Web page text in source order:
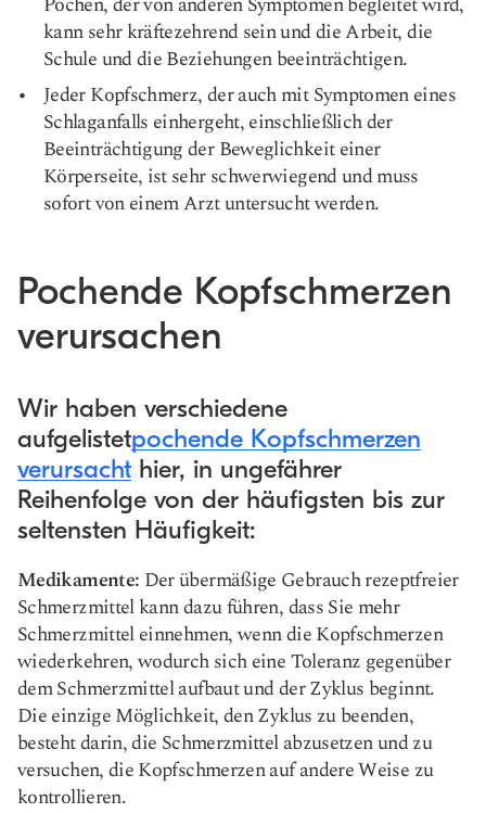
kann sehr kräftezehrend sein und die Arbeit, die
Schule und die Beziehungen beeinträchtigen.
Jeder Kopfschmerz, der auch mit Symptomen eines
Schlaganfalls einhergeht, einschließlich der
Beeinträchtigung der Beweglichkeit einer
Körperseite, ist sehr schwerwiegend und muss
sofort von einem Arzt untersucht werden.
Pochende Kopfschmerzen
verursachen
Wir haben verschiedene
aufgelistetpochende Kopfschmerzen
verursacht hier, in ungefährer
Reihenfolge von der häufigsten bis zur
seltensten Häufigkeit:
Medikamente: Der übermäßige Gebrauch rezeptfreier
Schmerzmittel kann dazu führen, dass Sie mehr
Schmerzmittel einnehmen, wenn die Kopfschmerzen
wiederkehren, wodurch sich eine Toleranz gegenüber
dem Schmerzmittel aufbaut und der Zyklus beginnt.
Die einzige Möglichkeit, den Zyklus zu beenden,
besteht darin, die Schmerzmittel abzusetzen und zu
versuchen, die Kopfschmerzen auf andere Weise zu
kontrollieren.